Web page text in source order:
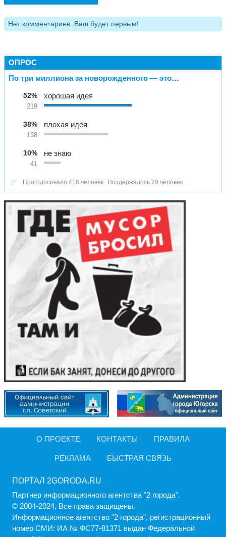
Нет комментариев. Ваш будет первым!
ОПРОС
По три миллиона за новорожденного — это…
52%
219
хорошая идея
38%
158
плохая идея
10%
41
не знаю
Проголосовало 418 человек Воздержалось 20 человек
О ПРОЕКТЕ КОНТАКТЫ ПРАВИЛА
РЕКЛАМА БЫСТРАЯ СВЯЗЬ
ПОРТАЛ 2GORODA.RU
Партнер информационного агентства "2 города".
© 2004-2024, Все права защищены.
Информационное агентство "2 города", регистрационный
номер СМИ: ИА № ФС77-81371 выдан Федеральной